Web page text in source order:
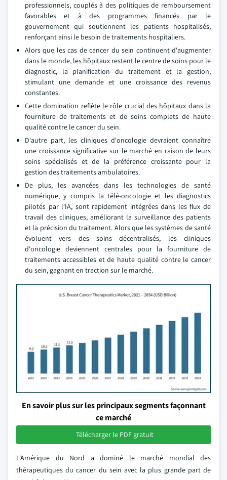
professionnels, couplés à des politiques de remboursement
favorables et à des programmes financés par le
gouvernement qui soutiennent les patients hospitalisés,
renforçant ainsi le besoin de traitements hospitaliers.
Alors que les cas de cancer du sein continuent d'augmenter
dans le monde, les hôpitaux restent le centre de soins pour le
diagnostic, la planification du traitement et la gestion,
stimulant une demande et une croissance des revenus
constantes.
Cette domination reflète le rôle crucial des hôpitaux dans la
fourniture de traitements et de soins complets de haute
qualité contre le cancer du sein.
D'autre part, les cliniques d'oncologie devraient connaître
une croissance significative sur le marché en raison de leurs
soins spécialisés et de la préférence croissante pour la
gestion des traitements ambulatoires.
De plus, les avancées dans les technologies de santé
numérique, y compris la télé-oncologie et les diagnostics
pilotés par l'IA, sont rapidement intégrées dans les flux de
travail des cliniques, améliorant la surveillance des patients
et la précision du traitement. Alors que les systèmes de santé
évoluent vers des soins décentralisés, les cliniques
d'oncologie deviennent centrales pour la fourniture de
traitements accessibles et de haute qualité contre le cancer
du sein, gagnant en traction sur le marché.
En savoir plus sur les principaux segments façonnant
ce marché
Télécharger le PDF gratuit
L'Amérique du Nord a dominé le marché mondial des
thérapeutiques du cancer du sein avec la plus grande part de